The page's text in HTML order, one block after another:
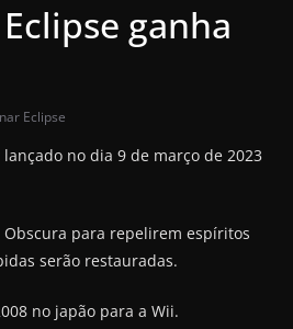
ganha
Eclipse
no dia 9 de março de 2023
para repelirem espíritos
serão restauradas.
no japão para a Wii.